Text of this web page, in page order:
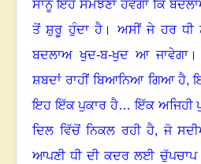
ਸਾਨੂੰ ਇਹ ਸਮਝਣਾ ਹੋਵੇਗਾ ਕਿ
ਤੋਂ ਸ਼ੁਰੂ ਹੁੰਦਾ ਹੈ। ਅਸੀਂ ਜੇ ਹਰ
ਬਦਲਾਅ ਖੁਦ-ਬ-ਖੁਦ ਆ
ਸ਼ਬਦਾਂ ਰਾਹੀਂ ਬਿਆਨਿਆ ਗਿਆ ਹੈ,
ਇਹ ਇੱਕ ਪੁਕਾਰ ਹੈ… ਇੱਕ ਅਜਿਹੀ
ਦਿਲ ਵਿੱਚੋਂ ਨਿਕਲ ਰਹੀ ਹੈ,ਜੋ
ਆਪਣੀ ਧੀ ਦੀ ਕਦਰ ਲਈ